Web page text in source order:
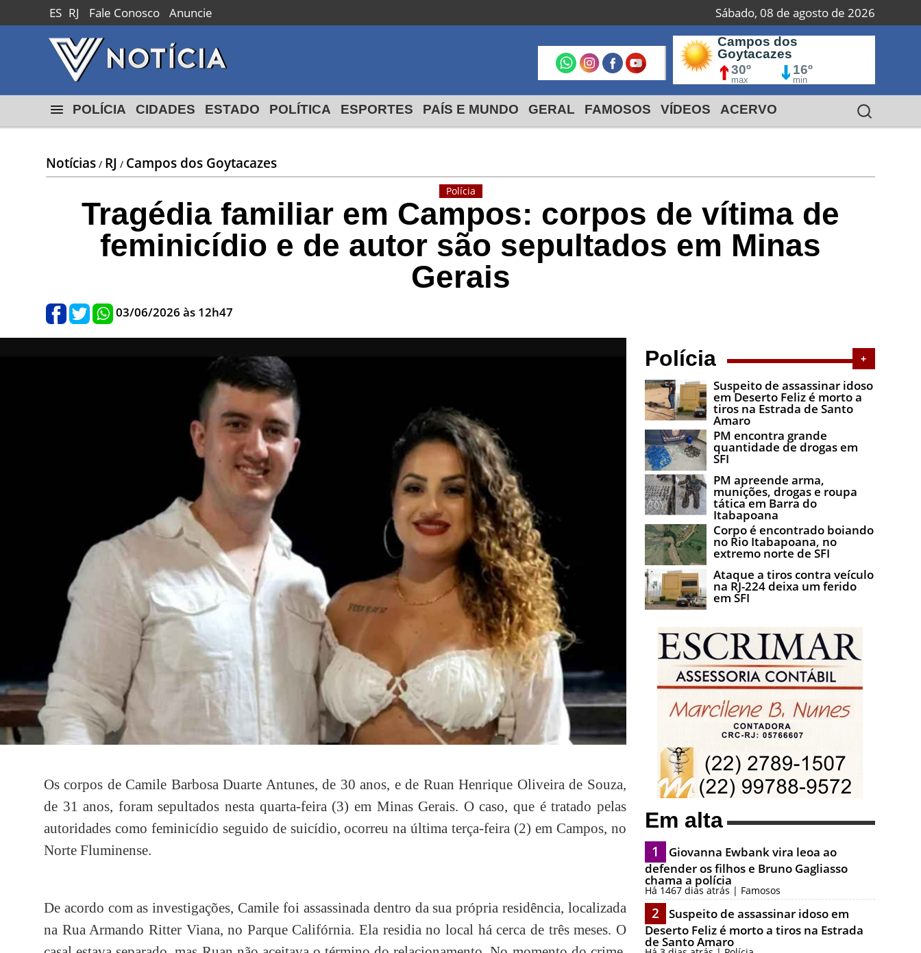
ES RJ Fale Conosco Anuncie Sábado, 08 de agosto de 2026
Itabapoana
max
19º
min
Campos dos
Goytacazes
30º
max
16º
min
POLÍCIA CIDADES ESTADO POLÍTICA ESPORTES PAÍS E MUNDO GERAL FAMOSOS VÍDEOS ACERVO
Notícias / RJ / Campos dos Goytacazes
Polícia
Tragédia familiar em Campos: corpos de vítima de
feminicídio e de autor são sepultados em Minas
Gerais
03/06/2026 às 12h47
Os corpos de Camile Barbosa Duarte Antunes, de 30 anos, e de Ruan Henrique Oliveira de Souza,
de 31 anos, foram sepultados nesta quarta-feira (3) em Minas Gerais. O caso, que é tratado pelas
autoridades como feminicídio seguido de suicídio, ocorreu na última terça-feira (2) em Campos, no
Norte Fluminense.
De acordo com as investigações, Camile foi assassinada dentro da sua própria residência, localizada
na Rua Armando Ritter Viana, no Parque Califórnia. Ela residia no local há cerca de três meses. O
Polícia +
Suspeito de assassinar idoso
em Deserto Feliz é morto a
tiros na Estrada de Santo
Amaro
PM encontra grande
quantidade de drogas em
SFI
PM apreende arma,
munições, drogas e roupa
tática em Barra do
Itabapoana
Corpo é encontrado boiando
no Rio Itabapoana, no
extremo norte de SFI
Ataque a tiros contra veículo
na RJ-224 deixa um ferido
em SFI
Em alta
1
Giovanna Ewbank vira leoa ao
defender os filhos e Bruno Gagliasso
chama a polícia
Há 1467 dias atrás | Famosos
2
Suspeito de assassinar idoso em
Deserto Feliz é morto a tiros na Estrada
de Santo Amaro